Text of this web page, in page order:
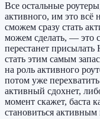
Все остальные
активного, им это всё
сможем сразу стать
можем сделать, — это
перестанет
стать этим самым
на роль активного
потом уже
активный сдохнет,
момент скажет, баста
становиться